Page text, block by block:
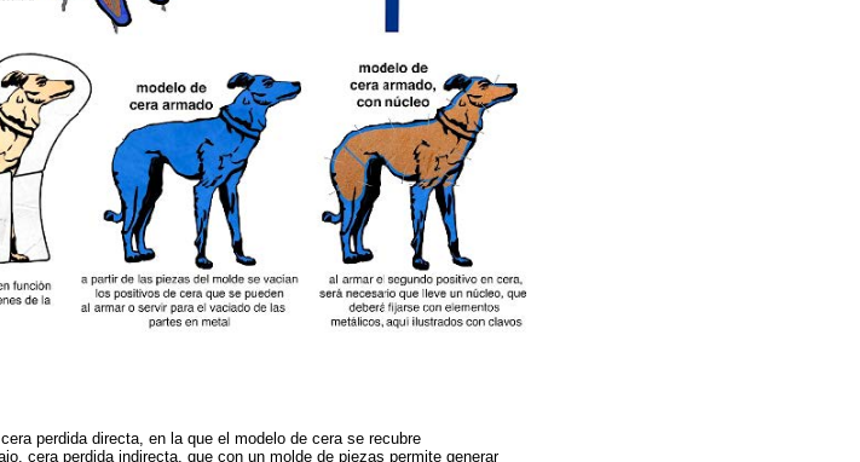
perdida directa, en la que el modelo de cera se recubre
cera perdida indirecta, que con un molde de piezas permite generar